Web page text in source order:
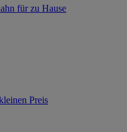
für zu Hause
Preis